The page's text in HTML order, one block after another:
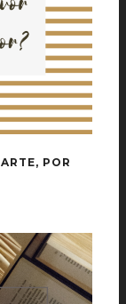
POR